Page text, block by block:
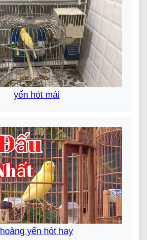
yến hót mái
hoàng yến hót hay